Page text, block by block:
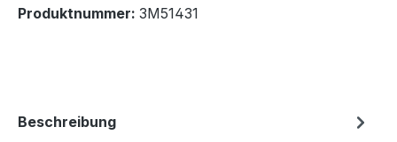
Produktnummer: 3M51431
Beschreibung